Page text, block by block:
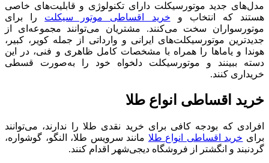
مدل‌های جدید موتورسیکلت دارای تکنولوژی و قابلیت‌های خاصی
هستند که انتخاب و
خرید اقساطی موتور سیکلت
را برای
موتورسواران سخت می‌کنند. مشتریان می‌توانند مجموعه‌ای از
جدیدترین موتورسیکلت‌های ایرانی و وارداتی از جمله کویر، کبیر،
هوندا و یاماها را همراه با مشخصات کامل ظاهری و فنی، در این
دسته ببینند و موتورسیکلت دلخواه خود را به‌صورت قسطی
خریداری کنند.
خرید اقساطی انواع طلا
افرادی که بودجه کافی برای خرید نقدی طلا را ندارند، می‌توانند
برای خرید اقساطی انواع طلا مانند سرویس طلا، النگو، گوشواره،
گردنبند و انگشتر از فروشگاه دیجی‌شهر اقدام کنند.